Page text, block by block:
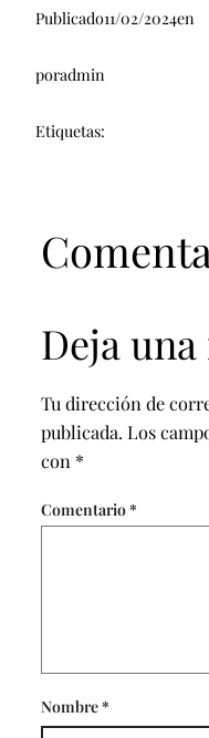
Publicado11/02/2024en
poradmin
Etiquetas:
Deja
Tu dirección de
publicada. Los
con *
Comentario*
Nombre*